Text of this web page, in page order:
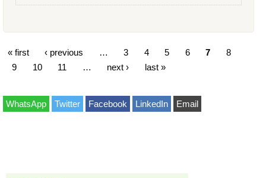
« first ‹ previous 3 4 5 6 7
8
9
10 11 next › last »
WhatsApp Twitter Facebook LinkedIn Email